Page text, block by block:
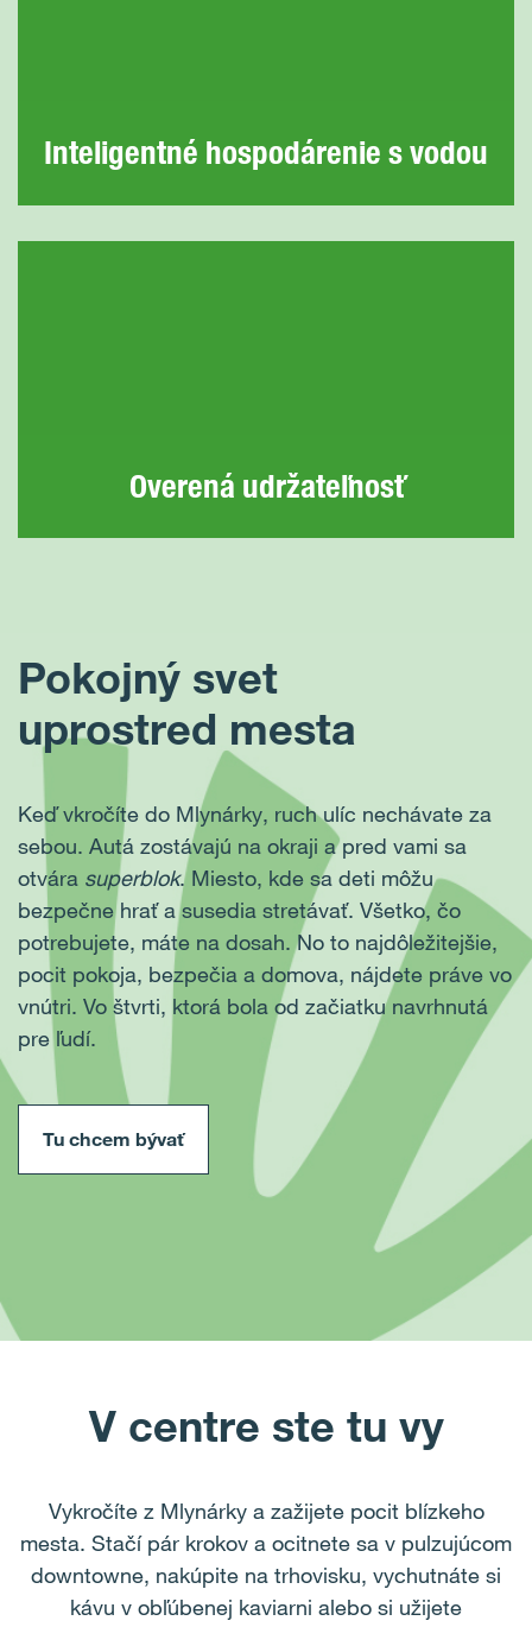
Inteligentné hospodárenie s vodou
Overená udržateľnosť
Pokojný svet
uprostred mesta
Keď vkročíte do Mlynárky, ruch ulíc nechávate za
sebou. Autá zostávajú na okraji a pred vami sa
otvára superblok. Miesto, kde sa deti môžu
bezpečne hrať a susedia stretávať. Všetko, čo
potrebujete, máte na dosah. No to najdôležitejšie,
pocit pokoja, bezpečia a domova, nájdete práve vo
vnútri. Vo štvrti, ktorá bola od začiatku navrhnutá
pre ľudí.
Tu chcem bývať
V centre ste tu vy
Vykročíte z Mlynárky a zažijete pocit blízkeho
mesta. Stačí pár krokov a ocitnete sa v pulzujúcom
downtowne, nakúpite na trhovisku, vychutnáte si
kávu v obľúbenej kaviarni alebo si užijete